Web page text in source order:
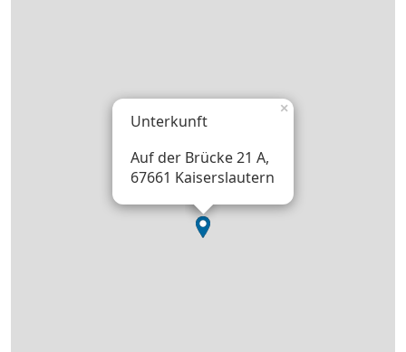
Unterkunft
Auf der Brücke 21 A,
67661 Kaiserslautern
×